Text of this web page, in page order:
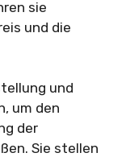
sie
und die
und
um den
der
Sie stellen